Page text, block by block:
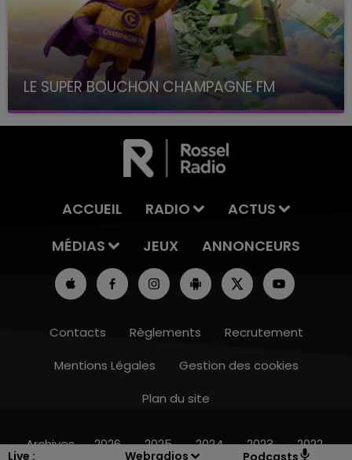
Live : Webradios Podcasts
19h00 - 19h15
LE SUPER BOUCHON CHAMPAGNE FM
avec La Famille Champagne FM, à 8H10
ACCUEIL RADIO
ACTUS
MÉDIAS
JEUX ANNONCEURS
Contacts Règlements
Recrutement
Mentions Légales
Gestion des cookies
Plan du site
Archives 2026 2025 2024 2023 2022